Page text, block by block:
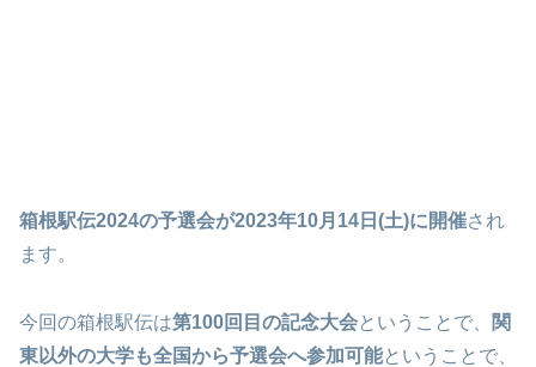
箱根駅伝2024の予選会が2023年10月14日(土)に開催され
ます。
今回の箱根駅伝は第100回目の記念大会ということで、
関
東以外の大学も全国から予選会へ参加可能ということで、